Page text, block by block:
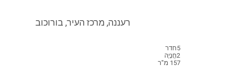
רעננה, מרכז העיר, בורוכוב
5חדר
2חֲנָיָה
157 מ"ר